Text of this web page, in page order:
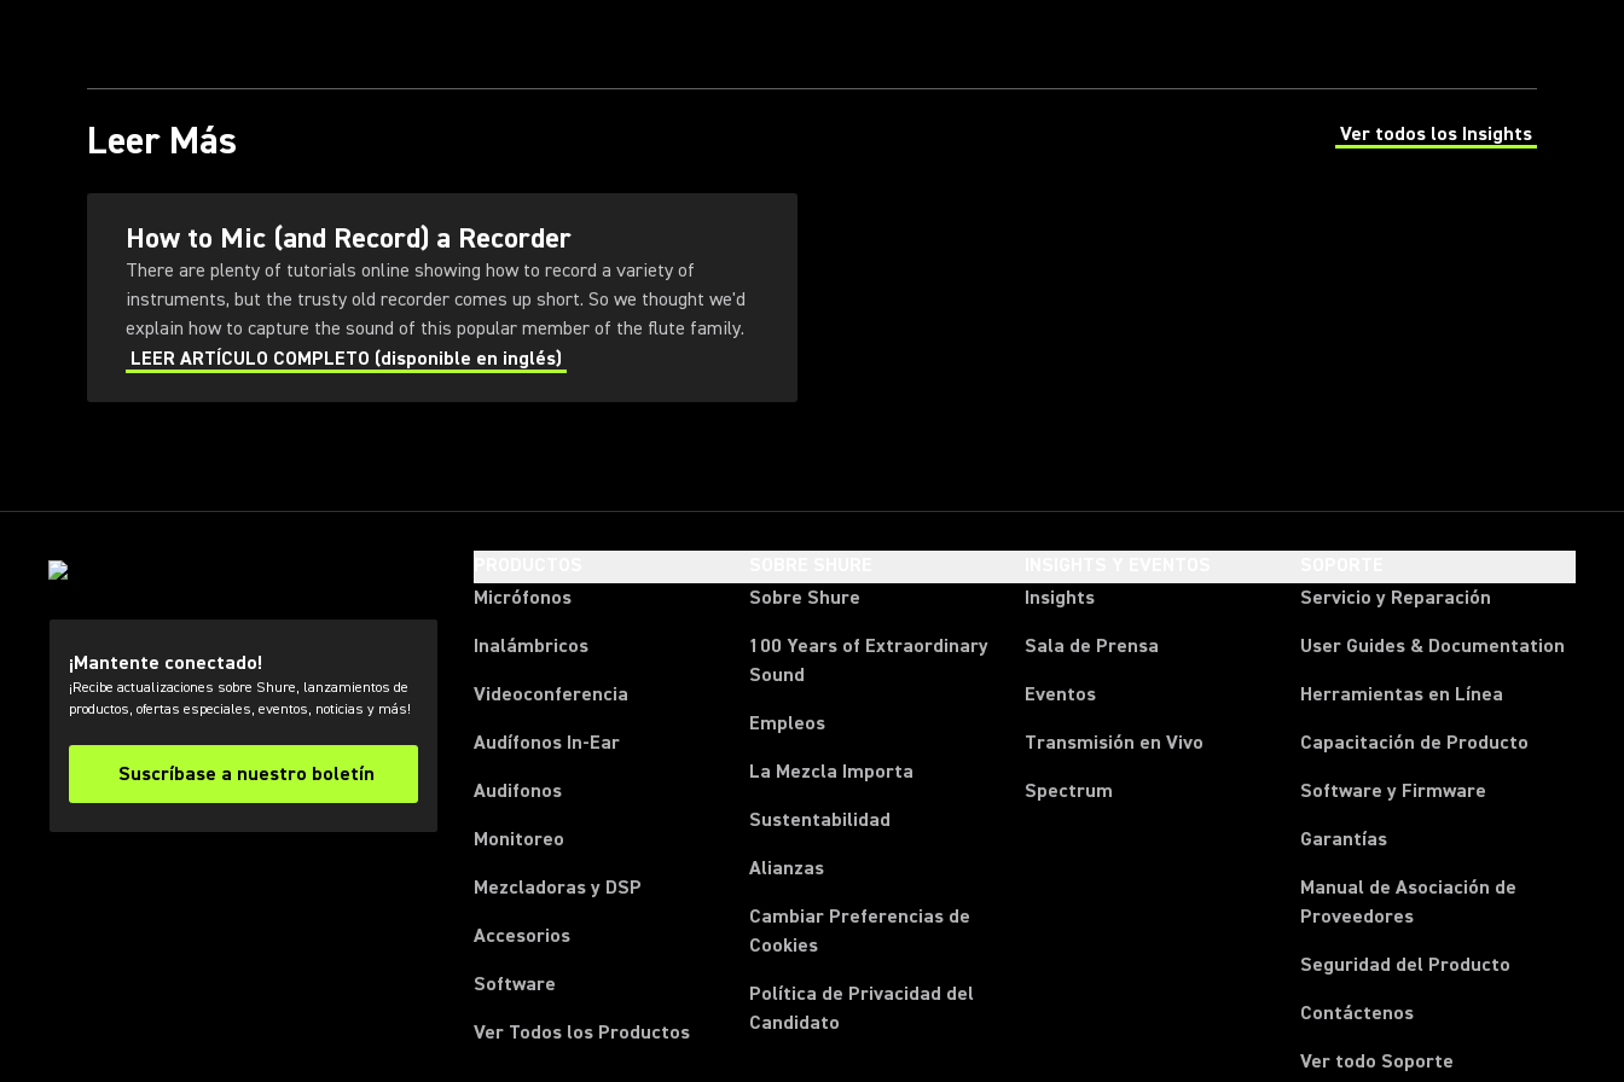
Leer Más Ver todos los Insights
(Opens in a new tab)
How to Mic (and Record) a Recorder
There are plenty of tutorials online showing how to record a variety of
instruments, but the trusty old recorder comes up short. So we thought we'd
explain how to capture the sound of this popular member of the flute family.
LEER ARTÍCULO COMPLETO (disponible en inglés)
¡Mantente conectado!
¡Recibe actualizaciones sobre Shure, lanzamientos de
productos, ofertas especiales, eventos, noticias y más!
Suscríbase a nuestro boletín
Micrófonos
Inalámbricos
Videoconferencia
Audífonos In-Ear
Audifonos
Monitoreo
Mezcladoras y DSP
Accesorios
Software
Ver Todos los Productos
Sobre Shure
100 Years of Extraordinary
Sound
Empleos
La Mezcla Importa
Sustentabilidad
Alianzas
Cambiar Preferencias de
Cookies
Política de Privacidad del
Candidato
Insights
Sala de Prensa
Eventos
Transmisión en Vivo
Spectrum
Servicio y Reparación
User Guides & Documentation
Herramientas en Línea
Capacitación de Producto
Software y Firmware
Garantías
Manual de Asociación de
Proveedores(Opens in a new tab)
Seguridad del Producto
Contáctenos(Opens in a new tab)
Ver todo Soporte